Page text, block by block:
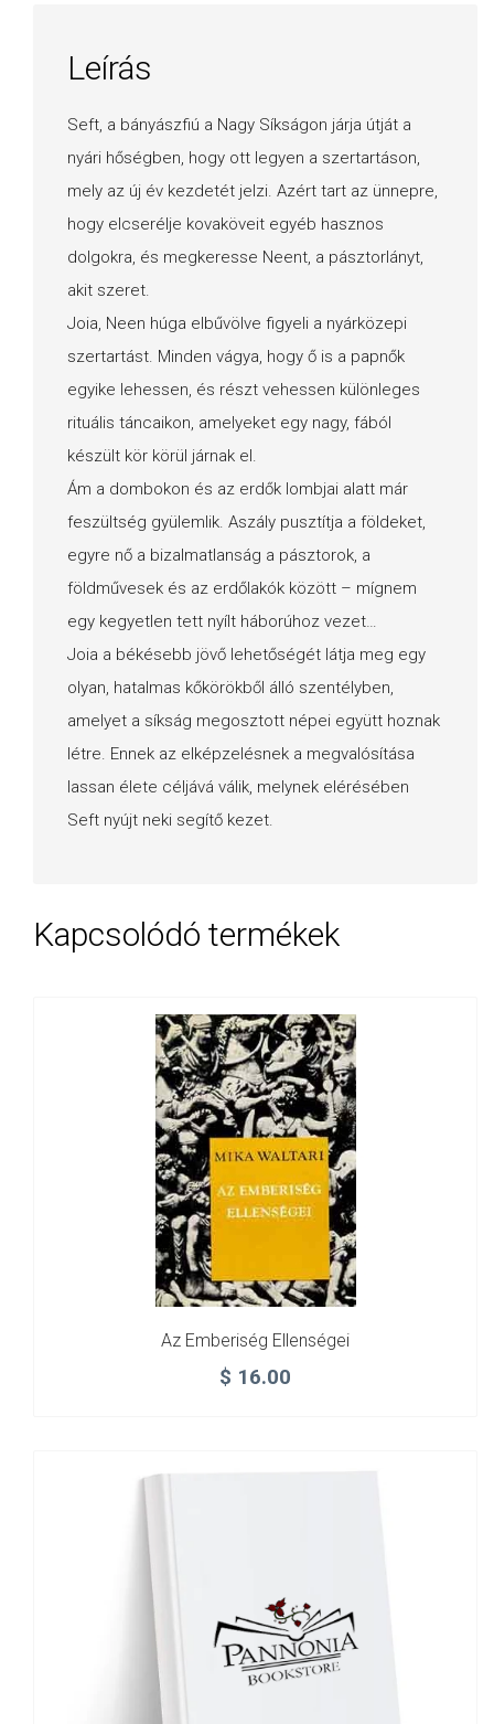
Leírás
Seft, a bányászfiú a Nagy Síkságon járja útját a
nyári hőségben, hogy ott legyen a szertartáson,
mely az új év kezdetét jelzi. Azért tart az ünnepre,
hogy elcserélje kovaköveit egyéb hasznos
dolgokra, és megkeresse Neent, a pásztorlányt,
akit szeret.
Joia, Neen húga elbűvölve figyeli a nyárközepi
szertartást. Minden vágya, hogy ő is a papnők
egyike lehessen, és részt vehessen különleges
rituális táncaikon, amelyeket egy nagy, fából
készült kör körül járnak el.
Ám a dombokon és az erdők lombjai alatt már
feszültség gyülemlik. Aszály pusztítja a földeket,
egyre nő a bizalmatlanság a pásztorok, a
földművesek és az erdőlakók között – mígnem
egy kegyetlen tett nyílt háborúhoz vezet…
Joia a békésebb jövő lehetőségét látja meg egy
olyan, hatalmas kőkörökből álló szentélyben,
amelyet a síkság megosztott népei együtt hoznak
létre. Ennek az elképzelésnek a megvalósítása
lassan élete céljává válik, melynek elérésében
Seft nyújt neki segítő kezet.
Kapcsolódó termékek
Az Emberiség Ellenségei
$ 16.00